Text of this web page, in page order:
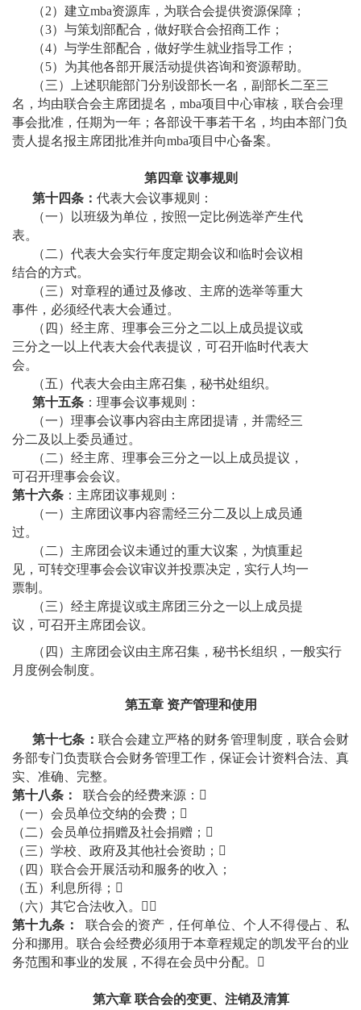
（2）建立mba资源库，为联合会提供资源保障；
（3）与策划部配合，做好联合会招商工作；
（4）与学生部配合，做好学生就业指导工作；
（5）为其他各部开展活动提供咨询和资源帮助。
（三）上述职能部门分别设部长一名，副部长二至三
名，均由联合会主席团提名，mba项目中心审核，联合会理
事会批准，任期为一年；各部设干事若干名，均由本部门负
责人提名报主席团批准并向mba项目中心备案。
第四章 议事规则
第十四条： 代表大会议事规则：
（一）以班级为单位，按照一定比例选举产生代
表。
（二）代表大会实行年度定期会议和临时会议相
结合的方式。
（三）对章程的通过及修改、主席的选举等重大
事件，必须经代表大会通过。
（四）经主席、理事会三分之二以上成员提议或
三分之一以上代表大会代表提议，可召开临时代表大
会。
（五）代表大会由主席召集，秘书处组织。
第十五条 ：理事会议事规则：
（一）理事会议事内容由主席团提请，并需经三
分二及以上委员通过。
（二）经主席、理事会三分之一以上成员提议，
可召开理事会会议。
第十六条 ：主席团议事规则：
（一）主席团议事内容需经三分二及以上成员通
过。
（二）主席团会议未通过的重大议案，为慎重起
见，可转交理事会会议审议并投票决定，实行人均一
票制。
（三）经主席提议或主席团三分之一以上成员提
议，可召开主席团会议。
（四）主席团会议由主席召集，秘书长组织，一般实行
月度例会制度。
第五章 资产管理和使用
第十七条： 联合会建立严格的财务管理制度，联合会财
务部专门负责联合会财务管理工作，保证会计资料合法、真
实、准确、完整。
第十八条：
联合会的经费来源： 
（一）会员单位交纳的会费； 
（二）会员单位捐赠及社会捐赠； 
（三）学校、政府及其他社会资助； 
（四）联合会开展活动和服务的收入；
（五）利息所得； 
（六）其它合法收入。

第十九条：
联合会的资产，任何单位、个人不得侵占、私
分和挪用。联合会经费必须用于本章程规定的凯发平台的业
务范围和事业的发展，不得在会员中分配。
第六章 联合会的变更、注销及清算